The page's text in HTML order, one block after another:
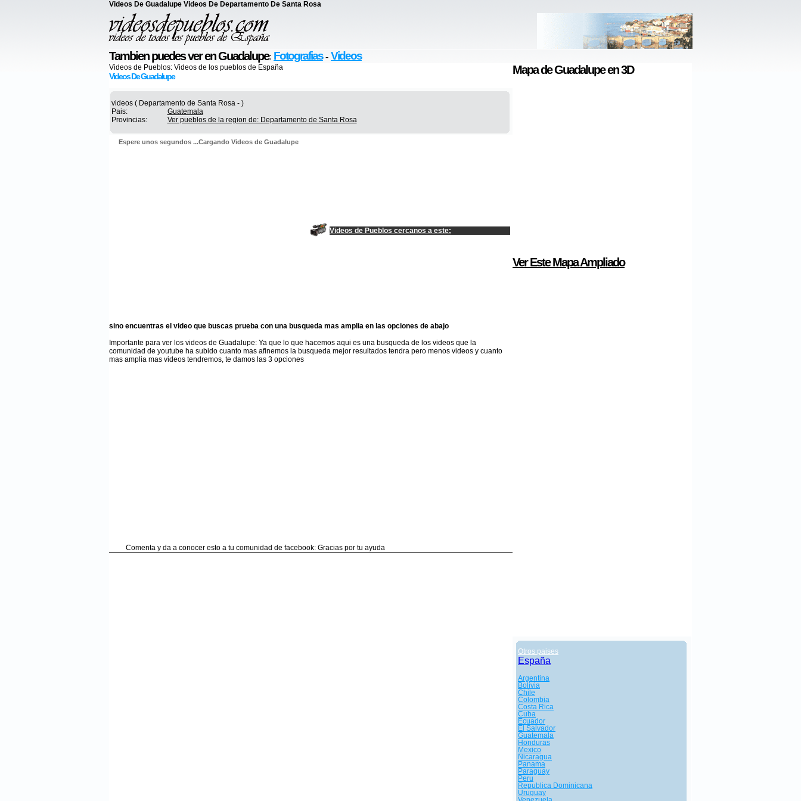
Videos De Guadalupe Videos De Departamento De Santa Rosa
Tambien puedes ver en Guadalupe: Fotografias- Videos
Videos de Pueblos: Videos de los pueblos de España
Videos De Guadalupe
videos ( Departamento de Santa Rosa - )
Pais:
Guatemala
Provincias:
Ver pueblos de la region de: Departamento de Santa Rosa
Espere unos segundos ...Cargando Videos de Guadalupe
Videos de Pueblos cercanos a este:
sino encuentras el video que buscas prueba con una busqueda mas amplia en las opciones de abajo
Importante para ver los videos de Guadalupe: Ya que lo que hacemos aqui es una busqueda de los videos que la
comunidad de youtube ha subido cuanto mas afinemos la busqueda mejor resultados tendra pero menos videos y cuanto
mas amplia mas videos tendremos, te damos las 3 opciones
Comenta y da a conocer esto a tu comunidad de facebook: Gracias por tu ayuda
Mapa de Guadalupe en 3D
Ver Este Mapa Ampliado
Otros paises
España
Argentina
Bolivia
Chile
Colombia
Costa Rica
Cuba
Ecuador
El Salvador
Guatemala
Honduras
Mexico
Nicaragua
Panama
Paraguay
Peru
Republica Dominicana
Uruguay